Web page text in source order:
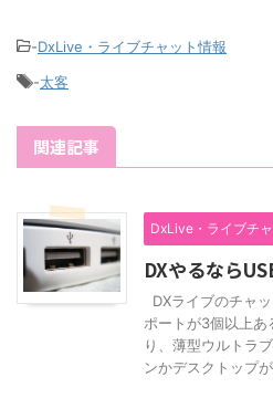
-DxLive・ライブチャット情報
-太客
関連記事
DxLive・ライブチ
DXやるなら
DXライブのチャ
ポートが3個以上
り、薄型ウルトラ
ンかデスクトップ